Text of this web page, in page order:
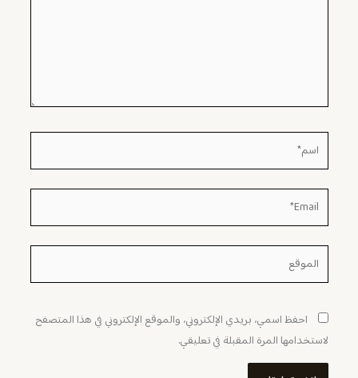
اسم*
Email*
الموقع
احفظ اسمي، بريدي الإلكتروني، والموقع الإلكتروني في هذا المتصفح
لاستخدامها المرة المقبلة في تعليقي.